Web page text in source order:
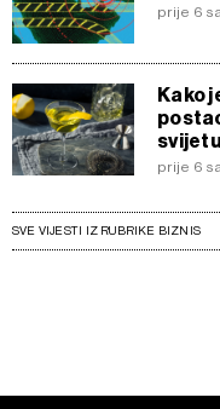
prije 6
Kako
svijetu
prije 6
SVE VIJESTI IZ RUBRIKE BIZNIS